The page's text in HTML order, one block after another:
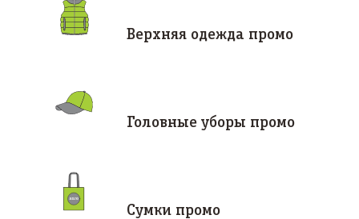
Верхняя одежда промо
Головные уборы промо
Сумки промо